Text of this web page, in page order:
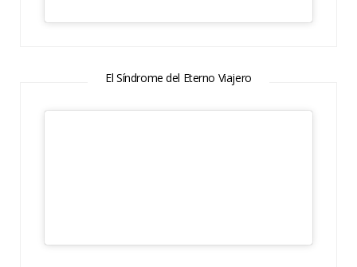
El Síndrome del Eterno Viajero